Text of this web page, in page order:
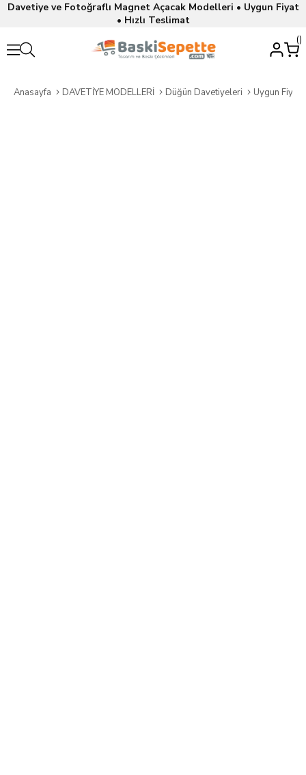
Davetiye ve Fotoğraflı Magnet Açacak Modelleri • Uygun Fiyat
• Hızlı Teslimat
Anasayfa DAVETİYE MODELLERİ Düğün Davetiyeleri Uygun